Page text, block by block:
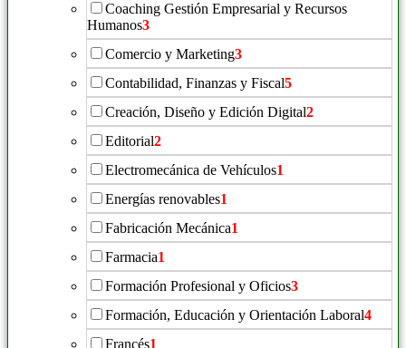
Coaching Gestión Empresarial y Recursos
Humanos3
Comercio y Marketing3
Contabilidad, Finanzas y Fiscal5
Creación, Diseño y Edición Digital2
Editorial2
Electromecánica de Vehículos1
Energías renovables1
Fabricación Mecánica1
Farmacia1
Formación Profesional y Oficios3
Formación, Educación y Orientación Laboral4
Francés1